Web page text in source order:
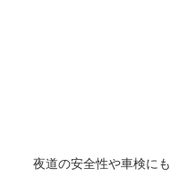
夜道の安全性や車検にも